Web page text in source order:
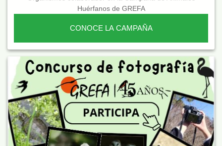
Huérfanos de GREFA
CONOCE LA CAMPAÑA